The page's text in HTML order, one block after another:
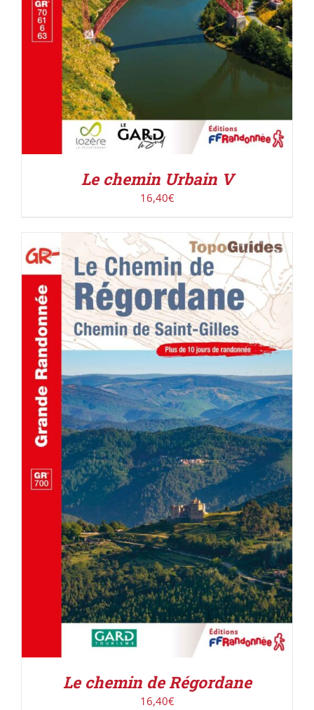
Le chemin Urbain V
16,40€
ACHETER LE PRODUIT / DÉTAILS
Le chemin de Régordane
16,40€